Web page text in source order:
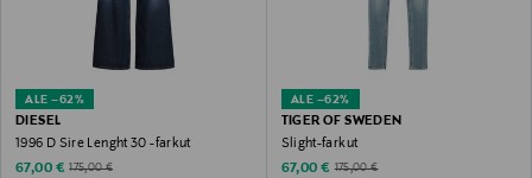
ALE –62%
DIESEL
1996 D Sire Lenght 30 -farkut
Discounted Price
67,00 € Original Price
175,00 €
ALE –62%
TIGER OF SWEDEN
Slight-farkut
Discounted Price
67,00 € Original Price
175,00 €